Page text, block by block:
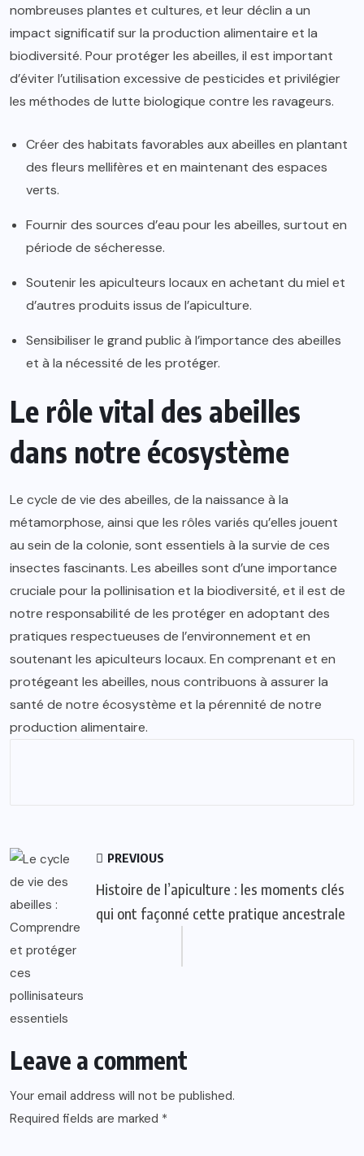
nombreuses plantes et cultures, et leur déclin a un
impact significatif sur la production alimentaire et la
biodiversité. Pour protéger les abeilles, il est important
d’éviter l’utilisation excessive de pesticides et privilégier
les méthodes de lutte biologique contre les ravageurs.
Créer des habitats favorables aux abeilles en plantant
des fleurs mellifères et en maintenant des espaces
verts.
Fournir des sources d’eau pour les abeilles, surtout en
période de sécheresse.
Soutenir les apiculteurs locaux en achetant du miel et
d’autres produits issus de l’apiculture.
Sensibiliser le grand public à l’importance des abeilles
et à la nécessité de les protéger.
Le rôle vital des abeilles
dans notre écosystème
Le cycle de vie des abeilles, de la naissance à la
métamorphose, ainsi que les rôles variés qu’elles jouent
au sein de la colonie, sont essentiels à la survie de ces
insectes fascinants. Les abeilles sont d’une importance
cruciale pour la pollinisation et la biodiversité, et il est de
notre responsabilité de les protéger en adoptant des
pratiques respectueuses de l’environnement et en
soutenant les apiculteurs locaux. En comprenant et en
protégeant les abeilles, nous contribuons à assurer la
santé de notre écosystème et la pérennité de notre
production alimentaire.
PREVIOUS
Histoire de l’apiculture : les moments clés
qui ont façonné cette pratique ancestrale
Leave a comment
Your email address will not be published.
Required fields are marked *